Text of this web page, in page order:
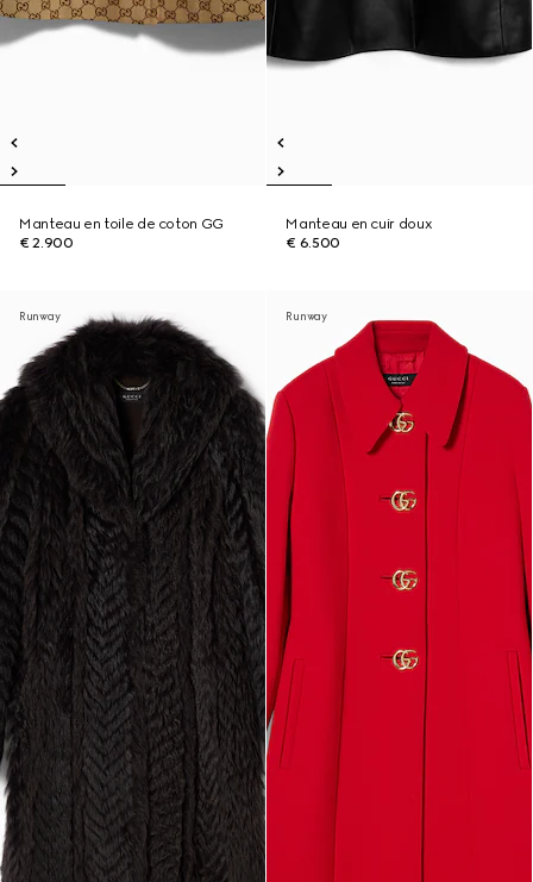
Manteau en toile de coton GG
€ 2.900
Manteau en cuir doux
€ 6.500
Runway Runway